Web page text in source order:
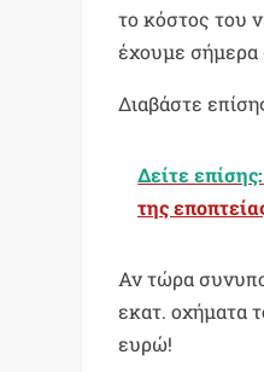
το κόστος του
έχουμε σήμερα
Διαβάστε
Δείτε επίσης:
της
Αν τώρα
εκατ. οχήματα
ευρώ!